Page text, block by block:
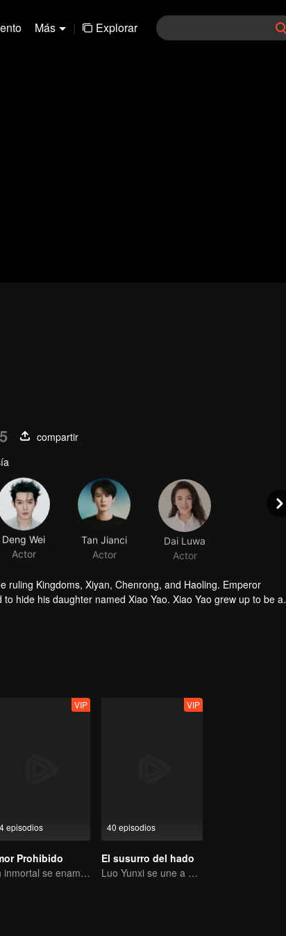
Más | Explorar
compartir
Deng Wei
Actor
Tan Jianci
Actor
Dai Luwa
Actor
ruling Kingdoms, Xiyan, Chenrong, and Haoling. Emperor
hide his daughter named Xiao Yao. Xiao Yao grew up to be a
to her. She then lost her identity and her real apperance. She
episodios
VIP
Prohibido
Un inmortal se enamora de una bruja
40 episodios
VIP
El susurro del hado
Luo Yunxi se une a un equipo para adentrarse en el mundo de las artes marciales.